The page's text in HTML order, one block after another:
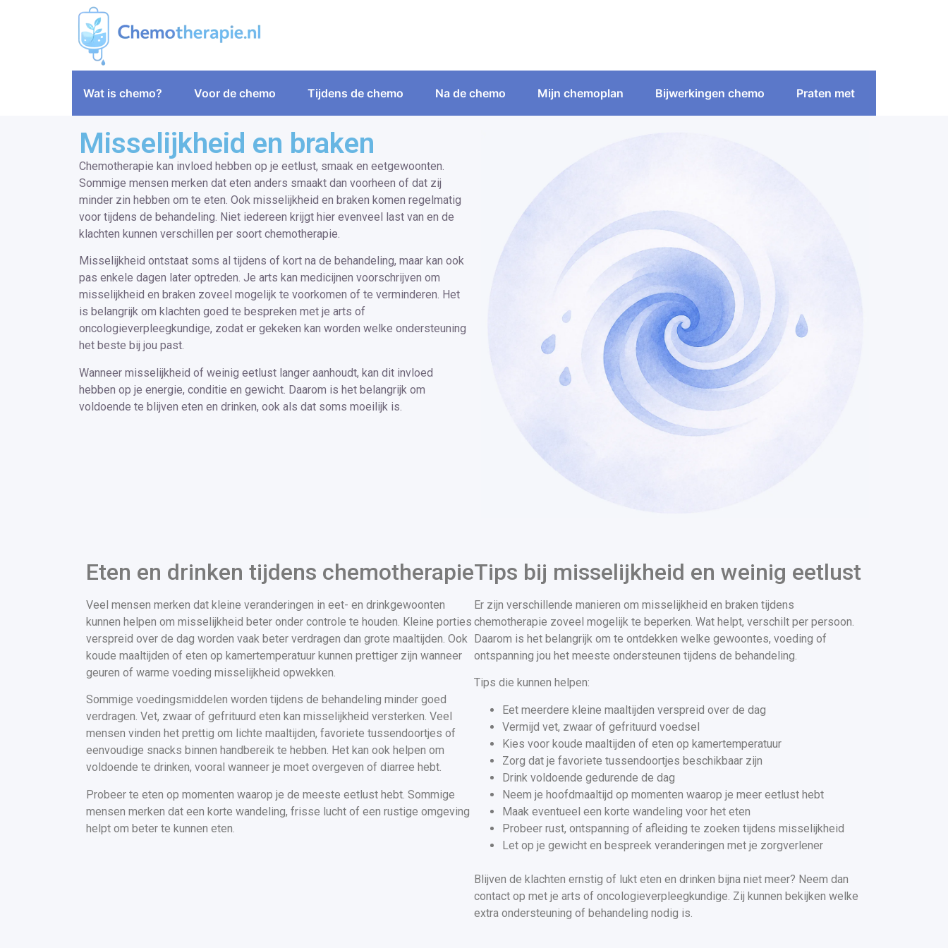
Wat is chemo? Voor de chemo Tijdens de chemo Na de chemo Mijn chemoplan Bijwerkingen chemo Praten met
Misselijkheid en braken
Chemotherapie kan invloed hebben op je eetlust, smaak en eetgewoonten.
Sommige mensen merken dat eten anders smaakt dan voorheen of dat zij
minder zin hebben om te eten. Ook misselijkheid en braken komen regelmatig
voor tijdens de behandeling. Niet iedereen krijgt hier evenveel last van en de
klachten kunnen verschillen per soort chemotherapie.
Misselijkheid ontstaat soms al tijdens of kort na de behandeling, maar kan ook
pas enkele dagen later optreden. Je arts kan medicijnen voorschrijven om
misselijkheid en braken zoveel mogelijk te voorkomen of te verminderen. Het
is belangrijk om klachten goed te bespreken met je arts of
oncologieverpleegkundige, zodat er gekeken kan worden welke ondersteuning
het beste bij jou past.
Wanneer misselijkheid of weinig eetlust langer aanhoudt, kan dit invloed
hebben op je energie, conditie en gewicht. Daarom is het belangrijk om
voldoende te blijven eten en drinken, ook als dat soms moeilijk is.
Eten en drinken tijdens chemotherapie
Veel mensen merken dat kleine veranderingen in eet- en drinkgewoonten
kunnen helpen om misselijkheid beter onder controle te houden. Kleine porties
verspreid over de dag worden vaak beter verdragen dan grote maaltijden. Ook
koude maaltijden of eten op kamertemperatuur kunnen prettiger zijn wanneer
geuren of warme voeding misselijkheid opwekken.
Sommige voedingsmiddelen worden tijdens de behandeling minder goed
verdragen. Vet, zwaar of gefrituurd eten kan misselijkheid versterken. Veel
mensen vinden het prettig om lichte maaltijden, favoriete tussendoortjes of
eenvoudige snacks binnen handbereik te hebben. Het kan ook helpen om
voldoende te drinken, vooral wanneer je moet overgeven of diarree hebt.
Probeer te eten op momenten waarop je de meeste eetlust hebt. Sommige
mensen merken dat een korte wandeling, frisse lucht of een rustige omgeving
helpt om beter te kunnen eten.
Tips bij misselijkheid en weinig eetlust
Er zijn verschillende manieren om misselijkheid en braken tijdens
chemotherapie zoveel mogelijk te beperken. Wat helpt, verschilt per persoon.
Daarom is het belangrijk om te ontdekken welke gewoontes, voeding of
ontspanning jou het meeste ondersteunen tijdens de behandeling.
Tips die kunnen helpen:
Eet meerdere kleine maaltijden verspreid over de dag
Vermijd vet, zwaar of gefrituurd voedsel
Kies voor koude maaltijden of eten op kamertemperatuur
Zorg dat je favoriete tussendoortjes beschikbaar zijn
Drink voldoende gedurende de dag
Neem je hoofdmaaltijd op momenten waarop je meer eetlust hebt
Maak eventueel een korte wandeling voor het eten
Probeer rust, ontspanning of afleiding te zoeken tijdens misselijkheid
Let op je gewicht en bespreek veranderingen met je zorgverlener
Blijven de klachten ernstig of lukt eten en drinken bijna niet meer? Neem dan
contact op met je arts of oncologieverpleegkundige. Zij kunnen bekijken welke
extra ondersteuning of behandeling nodig is.